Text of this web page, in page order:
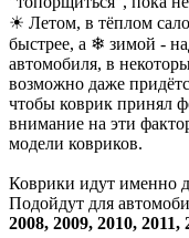
☀ Летом, в тёплом
быстрее, а ❄ зимой -
автомобиля, в
возможно даже
чтобы коврик принял
внимание на эти
модели ковриков.
Коврики идут именно
Подойдут для
2008, 2009, 2010, 2011,